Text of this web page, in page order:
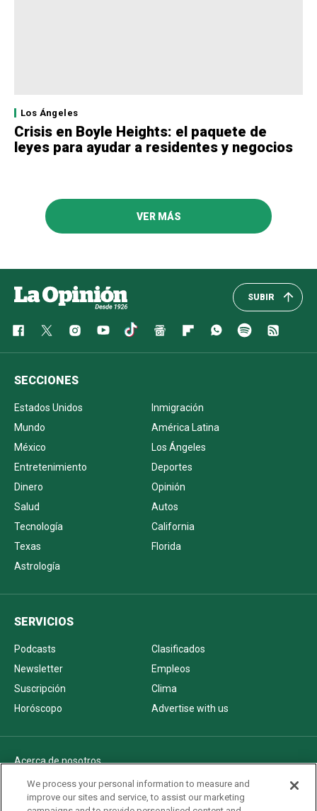
Los Ángeles
Crisis en Boyle Heights: el paquete de
leyes para ayudar a residentes y negocios
VER MÁS
SUBIR
SECCIONES
Estados Unidos
Inmigración
Mundo
América Latina
México
Los Ángeles
Entretenimiento
Deportes
Dinero
Opinión
Salud
Autos
Tecnología
California
Texas
Florida
Astrología
SERVICIOS
Podcasts
Clasificados
Newsletter
Empleos
Suscripción
Clima
Horóscopo
Advertise with us
Acerca de nosotros
Politica de privacidad
Pautas Editoriales
We process your personal information to measure and
improve our sites and service, to assist our marketing